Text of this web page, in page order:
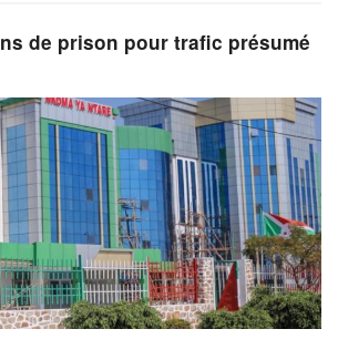
de prison pour trafic présumé